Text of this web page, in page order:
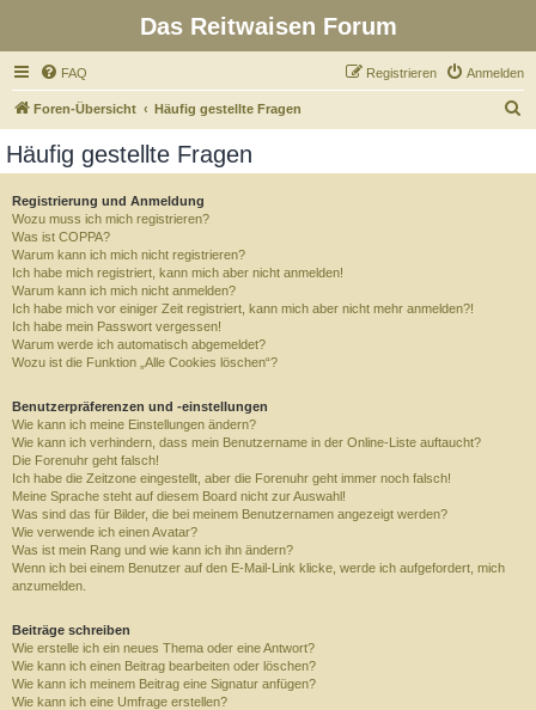
Das Reitwaisen Forum
FAQ Anmelden
Registrieren
Foren-Übersicht Häufig gestellte Fragen
Häufig gestellte Fragen
Registrierung und Anmeldung
Wozu muss ich mich registrieren?
Was ist COPPA?
Warum kann ich mich nicht registrieren?
Ich habe mich registriert, kann mich aber nicht anmelden!
Warum kann ich mich nicht anmelden?
Ich habe mich vor einiger Zeit registriert, kann mich aber nicht mehr anmelden?!
Ich habe mein Passwort vergessen!
Warum werde ich automatisch abgemeldet?
Wozu ist die Funktion „Alle Cookies löschen“?
Benutzerpräferenzen und -einstellungen
Wie kann ich meine Einstellungen ändern?
Wie kann ich verhindern, dass mein Benutzername in der Online-Liste auftaucht?
Die Forenuhr geht falsch!
Ich habe die Zeitzone eingestellt, aber die Forenuhr geht immer noch falsch!
Meine Sprache steht auf diesem Board nicht zur Auswahl!
Was sind das für Bilder, die bei meinem Benutzernamen angezeigt werden?
Wie verwende ich einen Avatar?
Was ist mein Rang und wie kann ich ihn ändern?
Wenn ich bei einem Benutzer auf den E-Mail-Link klicke, werde ich aufgefordert, mich
anzumelden.
Beiträge schreiben
Wie erstelle ich ein neues Thema oder eine Antwort?
Wie kann ich einen Beitrag bearbeiten oder löschen?
Wie kann ich meinem Beitrag eine Signatur anfügen?
Wie kann ich eine Umfrage erstellen?